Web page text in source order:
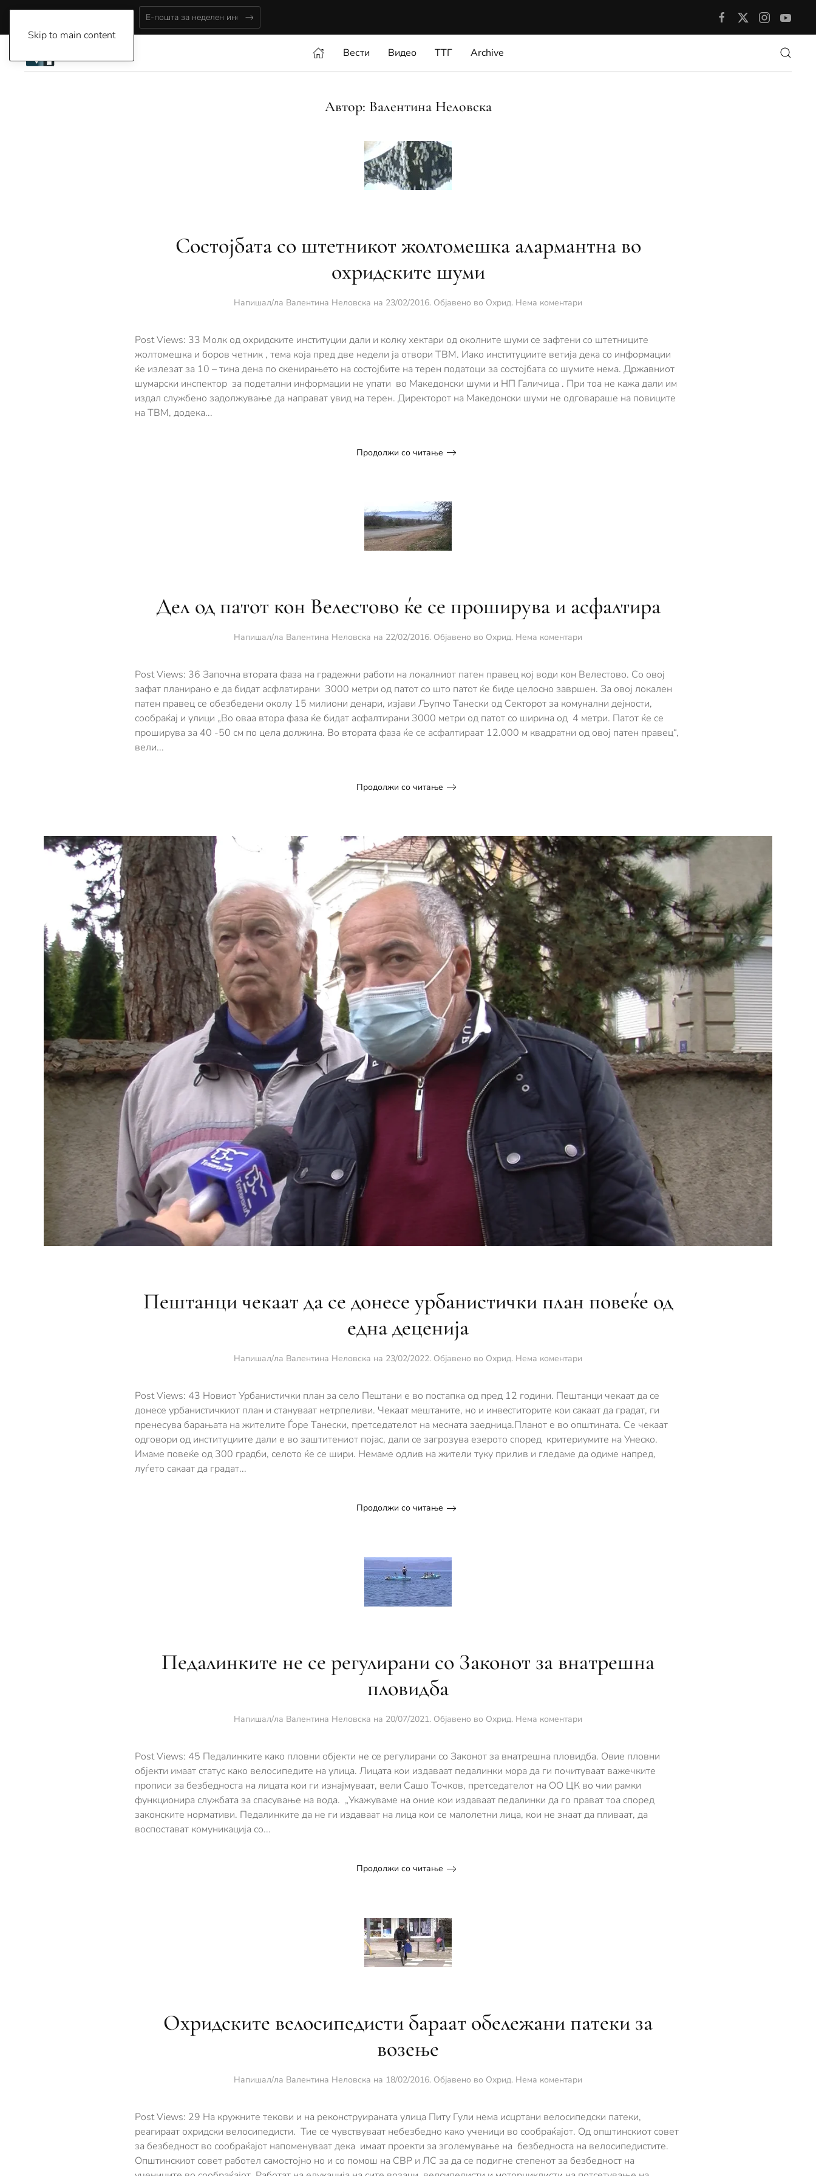
Skip to main content
Вести Видео ТТГ Archive
Автор: Валентина Неловска
Состојбата со штетникот жолтомешка алармантна во
охридските шуми
Напишал/ла Валентина Неловска на 23/02/2016. Објавено во Охрид. Нема коментари
штетникот
жолтомешка
алармантна
во
охридските
шуми
Post Views: 33 Молк од охридските институции дали и колку хектари од околните шуми се зафтени со штетниците
жолтомешка и боров четник , тема која пред две недели ја отвори ТВМ. Иако институциите ветија дека со информации
ќе излезат за 10 – тина дена по скенирањето на состојбите на терен податоци за состојбата со шумите нема. Државниот
шумарски инспектор за подетални информации не упати во Македонски шуми и НП Галичица . При тоа не кажа дали им
издал службено задолжување да направат увид на терен. Директорот на Македонски шуми не одговараше на повиците
на ТВМ, додека...
Продолжи со читање
Дел од патот кон Велестово ќе се проширува и асфалтира
Напишал/ла Валентина Неловска на 22/02/2016. Објавено во Охрид. Нема коментари
патот
Велестово
ќе
се
проширува
и
Post Views: 36 Започна втората фаза на грaдежни работи на локалниот патен правец кој води кон Велестово. Со овој
зафат планирано е да бидат асфлатирани 3000 метри од патот со што патот ќе биде целосно завршен. За овој локален
патен правец се обезбедени околу 15 милиони денари, изјави Љупчо Танески од Секторот за комунални дејности,
сообраќај и улици „Во оваа втора фаза ќе бидат асфалтирани 3000 метри од патот со ширина од 4 метри. Патот ќе се
проширува за 40 -50 см по цела должина. Во втората фаза ќе се асфалтираат 12.000 м квадратни од овој патен правец“,
вели...
Продолжи со читање
Пештанци чекаат да се донесе урбанистички план повеќе од
една деценија
Напишал/ла Валентина Неловска на 23/02/2022. Објавено во Охрид. Нема коментари
да
донесе
урбанистички
план
повеќе
од
Post Views: 43 Новиот Урбанистички план за село Пeштани е во постапка од пред 12 години. Пештанци чекаат да се
донесе урбанистичкиот план и стануваат нетрпеливи. Чекаат мештaните, но и инвeститорите кои сакаат да градат, ги
пренесува барањата на жителите Ѓоре Танески, претседателот на месната заедница.Планот е во општината. Се чекаат
одговори од институциите дали е во заштитениот појас, дали се загрозува езерото според критериумите на Унеско.
Имаме повеќе од 300 градби, селото ќе се шири. Немаме одлив на жители туку прилив и гледаме да одиме напред,
луѓето сакаат да градат...
Продолжи со читање
Педалинките не се регулирани со Законот за внатрешна
пловидба
Напишал/ла Валентина Неловска на 20/07/2021. Објавено во Охрид. Нема коментари
се
регулирани
со
Законот
за
внатрешна
пловидба
Post Views: 45 Педалинките како пловни објекти не се регулирани со Законот за внатрешна пловидба. Овие пловни
објекти имаат статус како велосипедите на улица. Лицата кои издаваат педалинки мора да ги почитуваат важечките
прописи за безбедноста на лицата кои ги изнајмуваат, вели Сашо Точков, претседателот на ОО ЦК во чии рамки
функционира службата за спасување на вода. „Укажуваме на оние кои издаваат педалинки да го прават тоа според
законските нормативи. Педалинките да не ги издаваат на лица кои се малолетни лица, кои не знаат да пливаат, да
воспостават комуникација со...
Продолжи со читање
Охридските велосипедисти бараат обележани патеки за
возење
Напишал/ла Валентина Неловска на 18/02/2016. Објавено во Охрид. Нема коментари
бараат
обележани
патеки
за
возење
Post Views: 29 На кружните текови и на реконструираната улица Питу Гули нема исцртани велосипедски патеки,
реагираат охридски велосипедисти. Тие се чувствуваат небезбедно како ученици во сообраќајот. Од општинскиот совет
за безбедност во сообраќајот напоменуваат дека имаат проекти за зголемување на безбедноста на велосипедистите.
Општинскиот совет работел самостојно но и со помош на СВР и ЛС за да се подигне степенот за безбедност на